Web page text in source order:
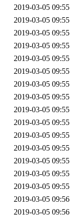
2019-03-05 09:55
2019-03-05 09:55
2019-03-05 09:55
2019-03-05 09:55
2019-03-05 09:55
2019-03-05 09:55
2019-03-05 09:55
2019-03-05 09:55
2019-03-05 09:55
2019-03-05 09:55
2019-03-05 09:55
2019-03-05 09:55
2019-03-05 09:55
2019-03-05 09:55
2019-03-05 09:55
2019-03-05 09:56
2019-03-05 09:56